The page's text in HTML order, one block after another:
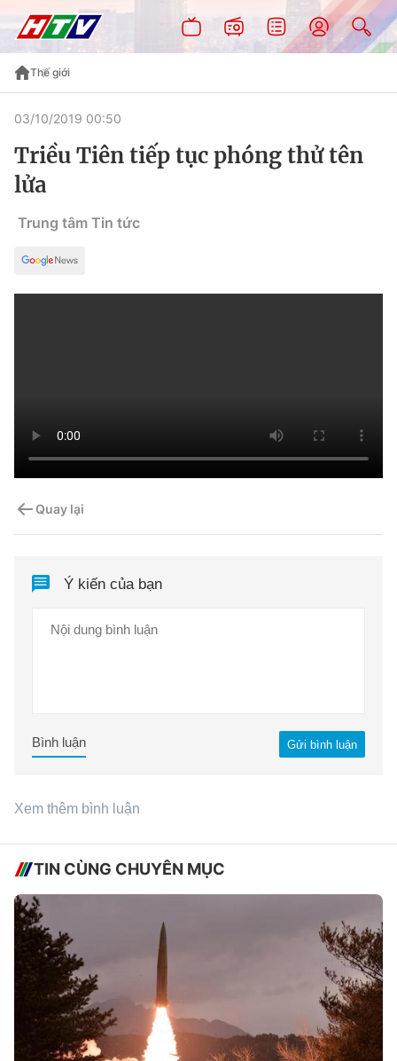
Thế giới
03/10/2019 00:50
Triều Tiên tiếp tục phóng thử tên
lửa
Trung tâm Tin tức
Quay lại
Ý kiến của bạn
Gửi bình luận
Bình luận
Xem thêm bình luận
TIN CÙNG CHUYÊN MỤC